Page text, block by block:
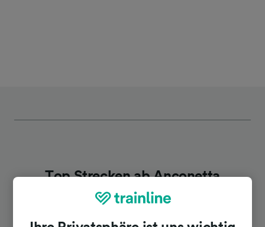
Top Strecken ab Anconetta